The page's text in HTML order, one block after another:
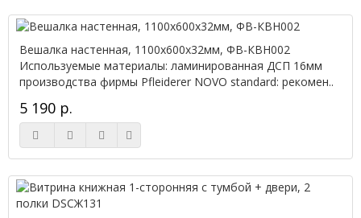
Вешалка настенная, 1100x600x32мм, ФВ-КВН002
Используемые материалы: ламинированная ДСП 16мм
производства фирмы Pfleiderer NOVO standard: рекомен..
5 190 р.